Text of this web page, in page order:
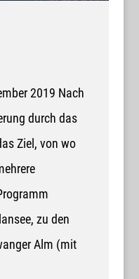
2019 Nach
durch das
Ziel, von wo
zu den
Alm (mit